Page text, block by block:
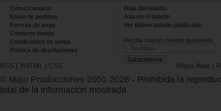
Cómo comprar
Envío de pedidos
Formas de pago
Contacto tienda
Condiciones de venta
Política de devoluciones
Baja del boletin
Alta en el boletin
Ver último boletin publicado
Recibe nuestro boletín quincenal.
RSS | XHTML | CSS Mapa Web |
© Majo Producciones 2001-2026 - Prohibida la
total de la información mostrada